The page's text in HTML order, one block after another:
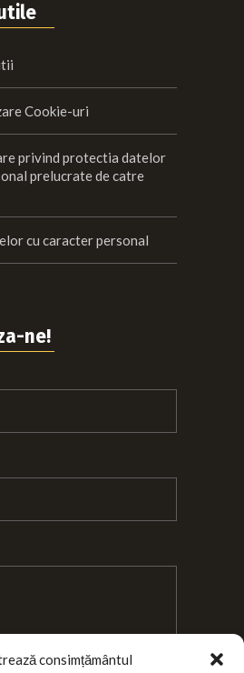
consimțământul
Cookie-uri
privind protectia datelor
prelucrate de catre
cu caracter personal
ne!